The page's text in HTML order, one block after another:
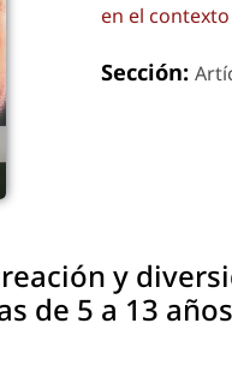
en el
Sección:
y
de 5 a 13